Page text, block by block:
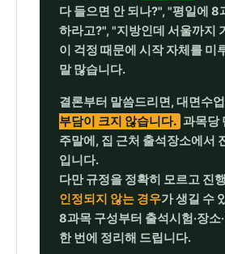
다 들으면 안 되나?", "평일에 8
하라고?", "지방인데 서울까지
이 걱정 때문에 시작 자체를 미
말 많습니다.
결론부터 말씀드리면, 대면수
부담이 크지 않습니다. 과목당
주말에, 집 근처 출석장소에서
입니다.
다만 규정을 정확히 모르고 진
인정되지 않는 경우가 생길 수
8과목 구성부터 출석시험·장소
한 번에 정리해 드립니다.